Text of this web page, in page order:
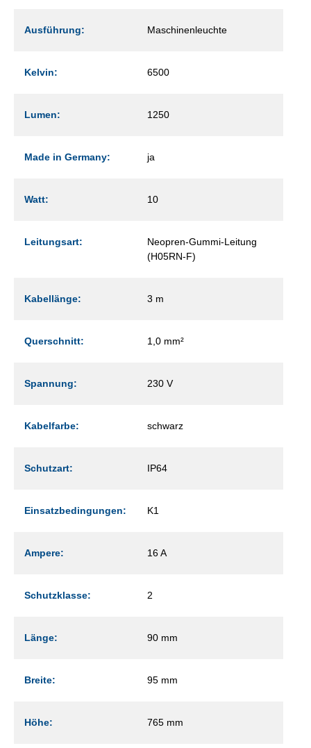
Ausführung: Maschinenleuchte
Kelvin: 6500
Lumen: 1250
Made in Germany: ja
Watt: 10
Leitungsart:
Neopren-Gummi-Leitung
(H05RN-F)
Kabellänge: 3 m
Querschnitt: 1,0 mm²
Spannung: 230 V
Kabelfarbe: schwarz
Schutzart: IP64
Einsatzbedingungen: K1
Ampere: 16 A
Schutzklasse: 2
Länge: 90 mm
Breite: 95 mm
Höhe: 765 mm